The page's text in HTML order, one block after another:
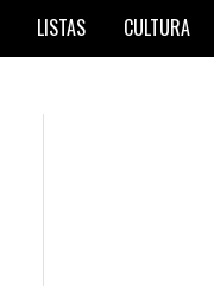
LISTAS CULTURA